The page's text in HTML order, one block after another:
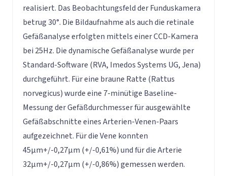
realisiert. Das Beobachtungsfeld der Funduskamera
betrug 30°. Die Bildaufnahme als auch die retinale
Gefäßanalyse erfolgten mittels einer CCD-Kamera
bei 25Hz. Die dynamische Gefäßanalyse wurde per
Standard-Software (RVA, Imedos Systems UG, Jena)
durchgeführt. Für eine braune Ratte (Rattus
norvegicus) wurde eine 7-minütige Baseline-
Messung der Gefäßdurchmesser für ausgewählte
Gefäßabschnitte eines Arterien-Venen-Paars
aufgezeichnet. Für die Vene konnten
45µm+/-0,27µm (+/-0,61%) und für die Arterie
32µm+/-0,27µm (+/-0,86%) gemessen werden.